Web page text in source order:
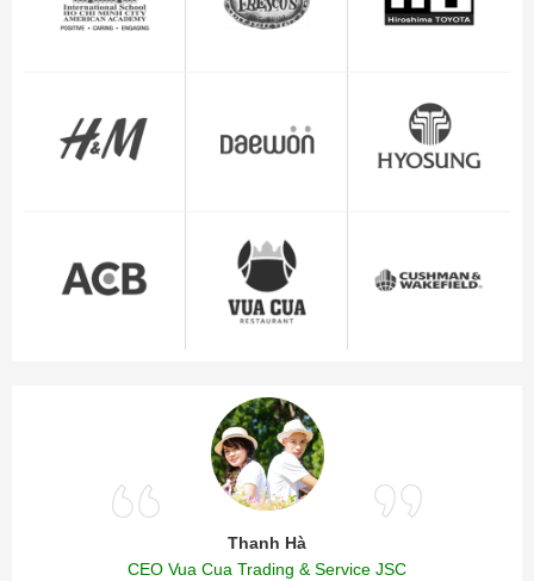
Thanh Hà
CEO Vua Cua Trading & Service JSC